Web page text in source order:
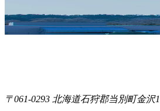
〒061-0293 北海道石狩郡当別町金沢